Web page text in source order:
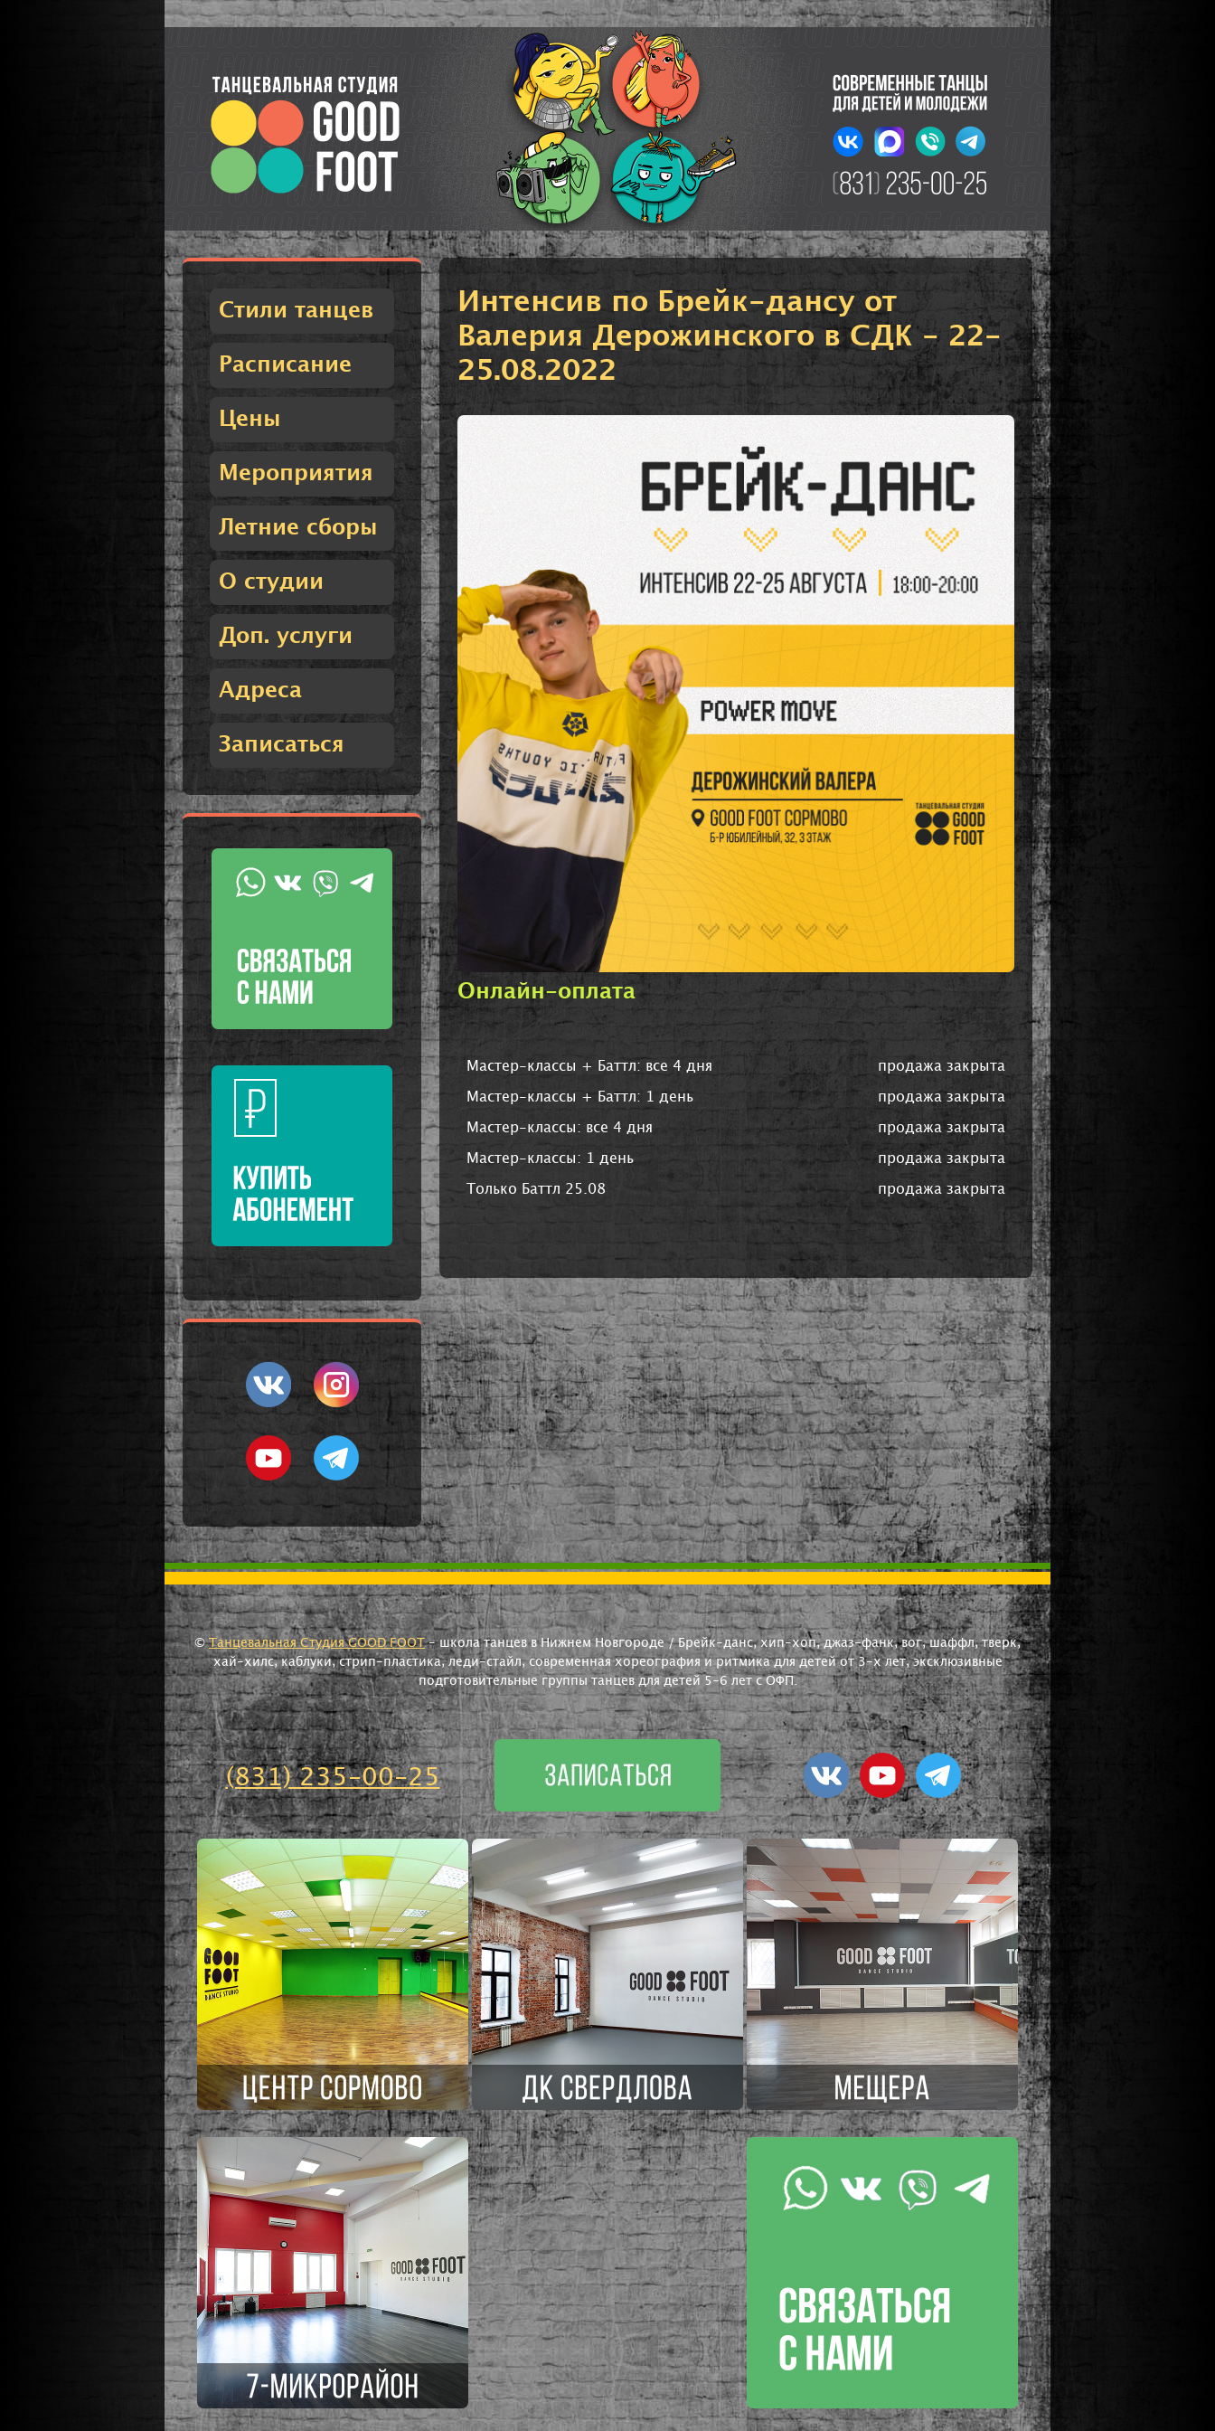
Стили танцев
Расписание
Цены
Мероприятия
Летние сборы
О студии
Доп. услуги
Адреса
Записаться
Интенсив по Брейк-дансу от
Валерия Дерожинского в СДК - 22-
25.08.2022
Онлайн-оплата
Мастер-классы + Баттл: все 4 дня продажа закрыта
Мастер-классы + Баттл: 1 день продажа закрыта
Мастер-классы: все 4 дня продажа закрыта
Мастер-классы: 1 день продажа закрыта
Только Баттл 25.08 продажа закрыта
©Танцевальная Студия GOOD FOOT- школа танцев в Нижнем Новгороде / Брейк-данс, хип-хоп, джаз-фанк, вог, шаффл, тверк,
хай-хилс, каблуки, стрип-пластика, леди-стайл, современная хореография и ритмика для детей от 3-х лет, эксклюзивные
подготовительные группы танцев для детей 5-6 лет с ОФП.
(831) 235-00-25